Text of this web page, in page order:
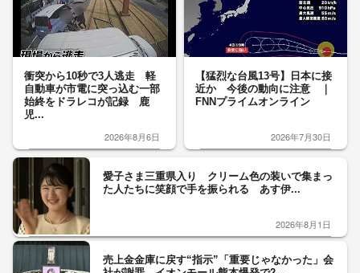
衝突から10秒で3人逃走 軽
自動車が市電に突っ込む一部
始終をドラレコが記録 鹿
児...
2026年8月6日
【猛烈な台風13号】日本に接
近か 今後の動向に注意 ｜
FNNプライムオンライン
2026年7月30日
愛子さま三重県入り クリーム色の装いで集まっ
た人たちに笑顔で手を振られる あす伊...
2026年8月1日
売上金金庫に戻す“指示”「重要じゃなかった」会